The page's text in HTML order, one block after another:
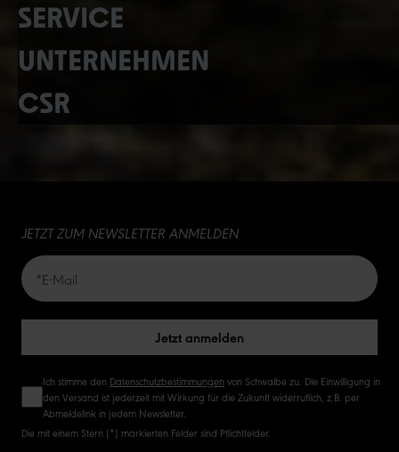
SERVICE
UNTERNEHMEN
CSR
JETZT ZUM NEWSLETTER ANMELDEN
Jetzt anmelden
Ich stimme den Datenschutzbestimmungen von Schwalbe zu. Die Einwilligung in
den Versand ist jederzeit mit Wirkung für die Zukunft widerruflich, z.B. per
Abmeldelink in jedem Newsletter.
Die mit einem Stern (*) markierten Felder sind Pflichtfelder.